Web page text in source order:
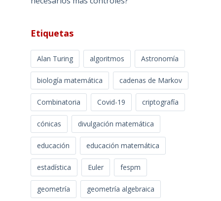
Etiquetas
Alan Turing algoritmos Astronomía
biología matemática cadenas de Markov
Combinatoria Covid-19 criptografía
cónicas divulgación matemática
educación educación matemática
estadística Euler fespm
geometría geometría algebraica